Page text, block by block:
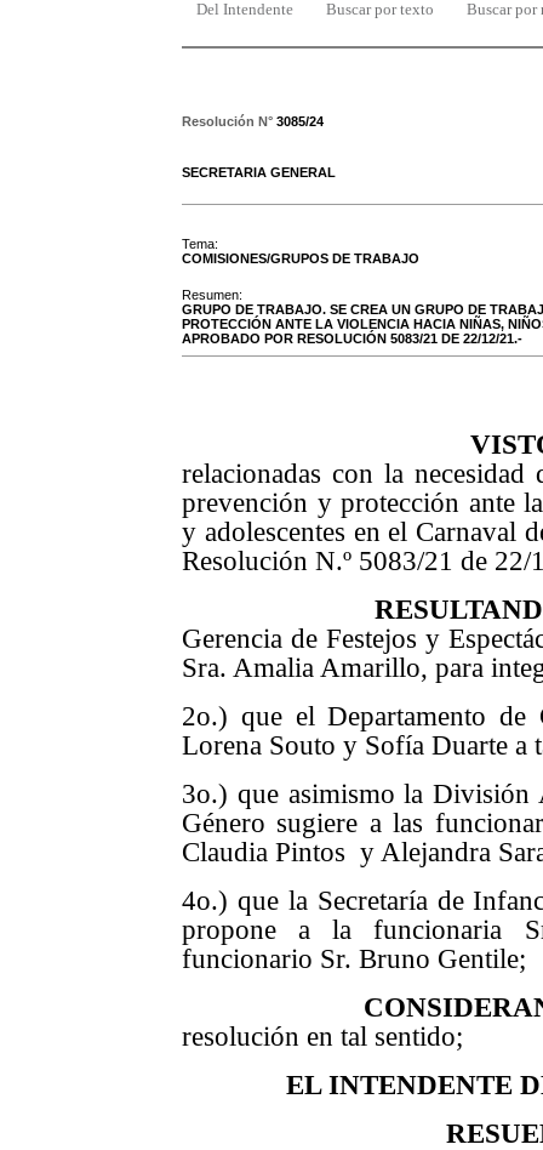
Del Intendente Buscar por texto Buscar por
Resolución N° 3085/24
SECRETARIA GENERAL
Tema:
COMISIONES/GRUPOS DE TRABAJO
Resumen:
GRUPO DE TRABAJO. SE CREA UN GRUPO DE
PROTECCIÓN ANTE LA VIOLENCIA HACIA NIÑAS,
APROBADO POR RESOLUCIÓN 5083/21 DE 22/12/21.-
relacionadas con la
prevención y protección ante
y adolescentes en el Carnaval
Resolución N.º 5083/21 de 22/
Gerencia de Festejos y
Sra. Amalia Amarillo, para
2o.) que el Departamento de
Lorena Souto y Sofía Duarte a
3o.) que asimismo la División
Género sugiere a las
Claudia Pintos y Alejandra
4o.) que la Secretaría de
propone a la funcionaria
funcionario Sr. Bruno Gentile;
resolución en tal sentido;
EL INTENDENTE